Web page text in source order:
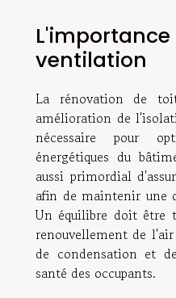
ventilation
La rénovation de
amélioration de
nécessaire pour
énergétiques du
aussi primordial
afin de maintenir une
Un équilibre doit être
renouvellement de
de condensation et
santé des occupants.